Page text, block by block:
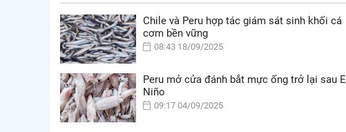
Chile và Peru hợp tác giám sát sinh khối cá
cơm bền vững
08:43 18/09/2025
Peru mở cửa đánh bắt mực ống trở lại sau El
Niño
09:17 04/09/2025